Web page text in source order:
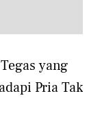
yang
Pria Tak